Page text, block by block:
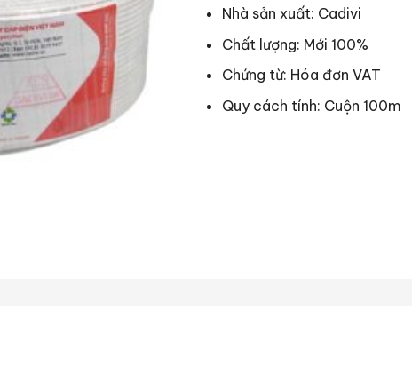
Nhà sản xuất: Cadivi
Chất lượng: Mới 100%
Chứng từ: Hóa đơn VAT
Quy cách tính: Cuộn 100m